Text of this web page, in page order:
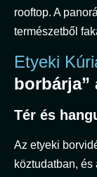
rooftop. A
természetből
Etyeki
borbárja”
Tér és
Az etyeki
köztudatban, és